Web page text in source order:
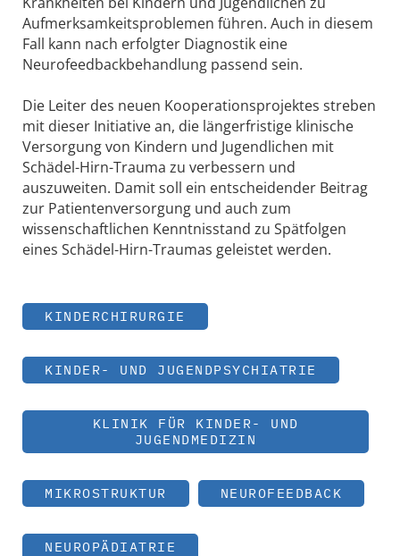
Aufmerksamkeitsproblemen führen. Auch in diesem
Fall kann nach erfolgter Diagnostik eine
Neurofeedbackbehandlung passend sein.
Die Leiter des neuen Kooperationsprojektes streben
mit dieser Initiative an, die längerfristige klinische
Versorgung von Kindern und Jugendlichen mit
Schädel-Hirn-Trauma zu verbessern und
auszuweiten. Damit soll ein entscheidender Beitrag
zur Patientenversorgung und auch zum
wissenschaftlichen Kenntnisstand zu Spätfolgen
eines Schädel-Hirn-Traumas geleistet werden.
KINDERCHIRURGIE
KINDER- UND JUGENDPSYCHIATRIE
KLINIK FÜR KINDER- UND
JUGENDMEDIZIN
MIKROSTRUKTUR NEUROFEEDBACK
NEUROPÄDIATRIE